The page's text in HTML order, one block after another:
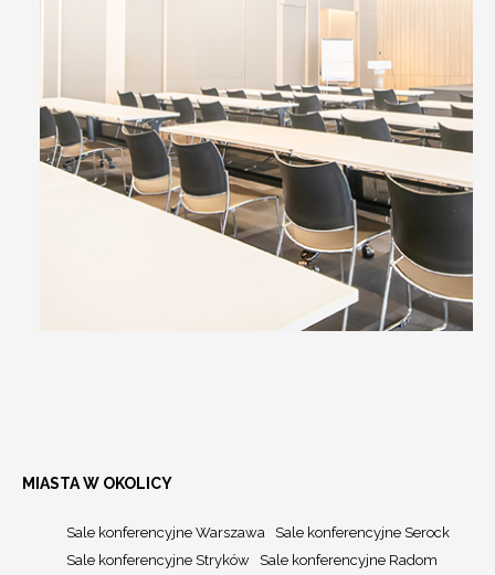
MIASTA W OKOLICY
Sale konferencyjne Warszawa
Sale konferencyjne Serock
Sale konferencyjne Stryków
Sale konferencyjne Radom